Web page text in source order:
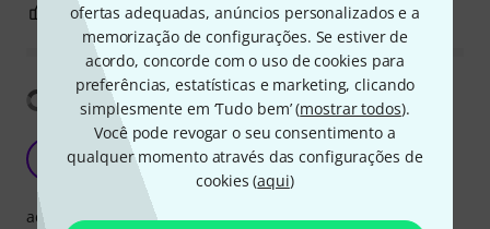
ofertas adequadas, anúncios personalizados e a
memorização de configurações. Se estiver de
acordo, concorde com o uso de cookies para
preferências, estatísticas e marketing, clicando
simplesmente em ‘Tudo bem’ (mostrar todos).
Você pode revogar o seu consentimento a
qualquer momento através das configurações de
cookies (aqui)
0 REPORTAR A CRÍTICA
Mostrar tradução
Great protection for your tuba
Arthur.M. 29.08.2019
acabamento